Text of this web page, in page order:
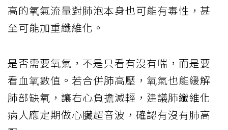
高的氧氣流量對肺泡本身也可能有毒性，甚
至可能加重纖維化。
是否需要氧氣，不是只看有沒有喘，而是要
看血氧數值。若合併肺高壓，氧氣也能緩解
肺部缺氧，讓右心負擔減輕，建議肺纖維化
病人應定期做心臟超音波，確認有沒有肺高